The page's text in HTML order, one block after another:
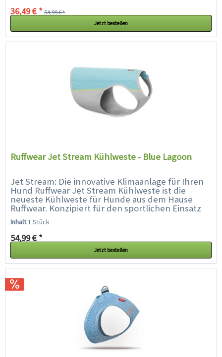
36,49 € * 54,99 € *
Jetzt bestellen
Ruffwear Jet Stream Kühlweste - Blue Lagoon
Jet Stream: Die innovative Klimaanlage für Ihren
Hund Ruffwear Jet Stream Kühlweste ist die
neueste Kühlweste für Hunde aus dem Hause
Ruffwear. Konzipiert für den sportlichen Einsatz
mit einem optimierten Mix...
Inhalt1 Stück
54,99 € *
Jetzt bestellen